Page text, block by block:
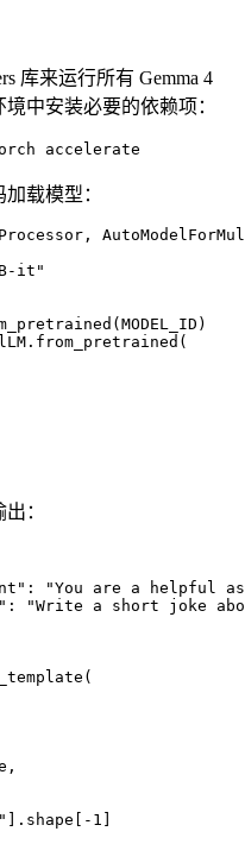
库来运行所有 Gemma 4
中安装必要的依赖项：
accelerate
载模型：
it"
：
"You are a helpful
"Write a short joke
1]